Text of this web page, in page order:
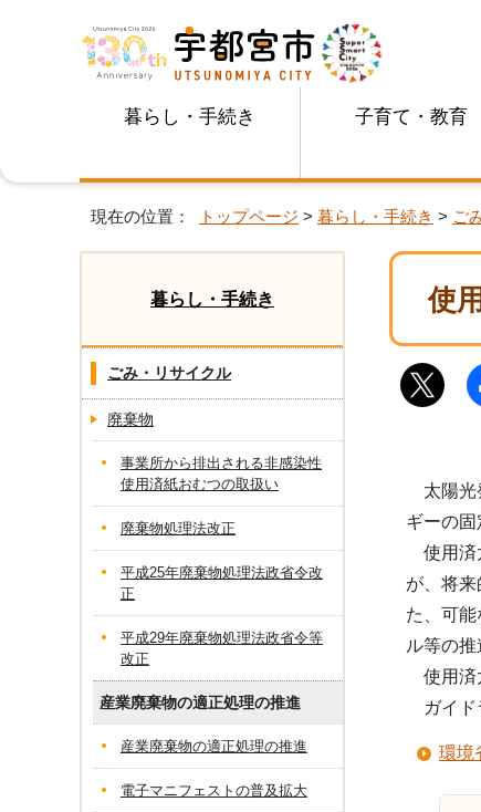
暮らし・手続き 子育て・教育
現在の位置： トップページ > 暮らし・手続き > ご
使
太陽光
ギーの固
使用済
が、将
た、可
ル等の推
使用済
ガイド
環境
暮らし・手続き
ごみ・リサイクル
廃棄物
事業所から排出される非感染性
使用済紙おむつの取扱い
廃棄物処理法改正
平成25年廃棄物処理法政省令改
正
平成29年廃棄物処理法政省令等
改正
産業廃棄物の適正処理の推進
産業廃棄物の適正処理の推進
電子マニフェストの普及拡大